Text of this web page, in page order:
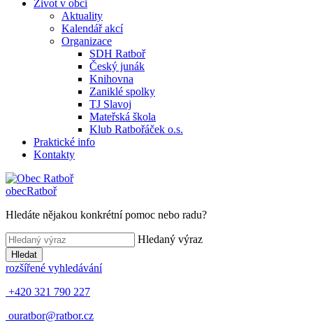
Život v obci
Aktuality
Kalendář akcí
Organizace
SDH Ratboř
Český junák
Knihovna
Zaniklé spolky
TJ Slavoj
Mateřská škola
Klub Ratbořáček o.s.
Praktické info
Kontakty
obecRatboř
Hledáte nějakou konkrétní pomoc nebo radu?
Hledaný výraz
Hledat
rozšířené vyhledávání
+420 321 790 227
ouratbor@ratbor.cz